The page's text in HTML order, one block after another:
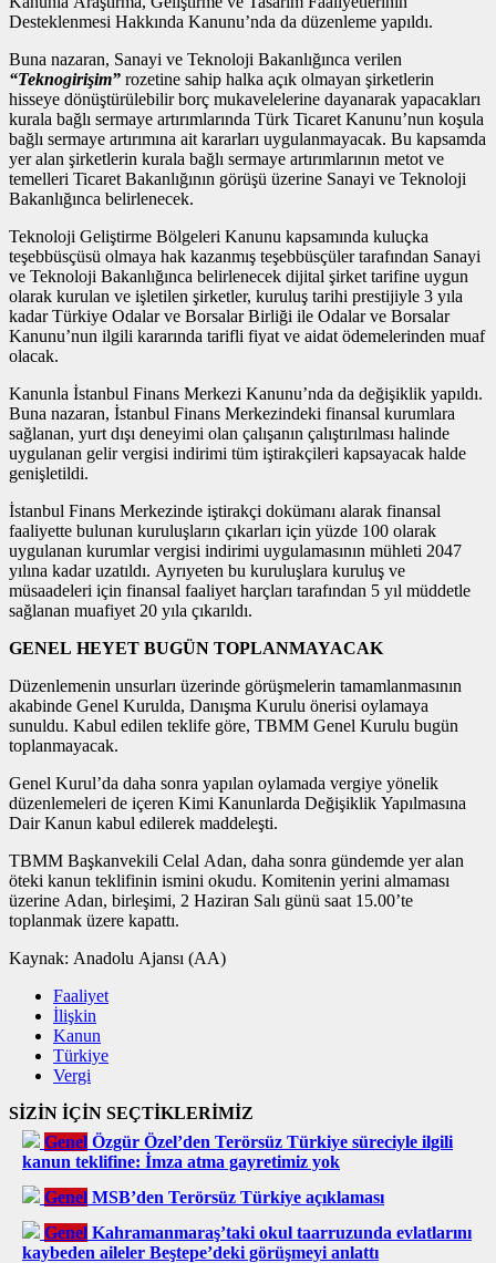
Desteklenmesi Hakkında Kanunu’nda da düzenleme yapıldı.
Buna nazaran, Sanayi ve Teknoloji Bakanlığınca verilen
“Teknogirişim” rozetine sahip halka açık olmayan şirketlerin
hisseye dönüştürülebilir borç mukavelelerine dayanarak yapacakları
kurala bağlı sermaye artırımlarında Türk Ticaret Kanunu’nun koşula
bağlı sermaye artırımına ait kararları uygulanmayacak. Bu kapsamda
yer alan şirketlerin kurala bağlı sermaye artırımlarının metot ve
temelleri Ticaret Bakanlığının görüşü üzerine Sanayi ve Teknoloji
Bakanlığınca belirlenecek.
Teknoloji Geliştirme Bölgeleri Kanunu kapsamında kuluçka
teşebbüsçüsü olmaya hak kazanmış teşebbüsçüler tarafından Sanayi
ve Teknoloji Bakanlığınca belirlenecek dijital şirket tarifine uygun
olarak kurulan ve işletilen şirketler, kuruluş tarihi prestijiyle 3 yıla
kadar Türkiye Odalar ve Borsalar Birliği ile Odalar ve Borsalar
Kanunu’nun ilgili kararında tarifli fiyat ve aidat ödemelerinden muaf
olacak.
Kanunla İstanbul Finans Merkezi Kanunu’nda da değişiklik yapıldı.
Buna nazaran, İstanbul Finans Merkezindeki finansal kurumlara
sağlanan, yurt dışı deneyimi olan çalışanın çalıştırılması halinde
uygulanan gelir vergisi indirimi tüm iştirakçileri kapsayacak halde
genişletildi.
İstanbul Finans Merkezinde iştirakçi dokümanı alarak finansal
faaliyette bulunan kuruluşların çıkarları için yüzde 100 olarak
uygulanan kurumlar vergisi indirimi uygulamasının mühleti 2047
yılına kadar uzatıldı. Ayrıyeten bu kuruluşlara kuruluş ve
müsaadeleri için finansal faaliyet harçları tarafından 5 yıl müddetle
sağlanan muafiyet 20 yıla çıkarıldı.
GENEL HEYET BUGÜN TOPLANMAYACAK
Düzenlemenin unsurları üzerinde görüşmelerin tamamlanmasının
akabinde Genel Kurulda, Danışma Kurulu önerisi oylamaya
sunuldu. Kabul edilen teklife göre, TBMM Genel Kurulu bugün
toplanmayacak.
Genel Kurul’da daha sonra yapılan oylamada vergiye yönelik
düzenlemeleri de içeren Kimi Kanunlarda Değişiklik Yapılmasına
Dair Kanun kabul edilerek maddeleşti.
TBMM Başkanvekili Celal Adan, daha sonra gündemde yer alan
öteki kanun teklifinin ismini okudu. Komitenin yerini almaması
üzerine Adan, birleşimi, 2 Haziran Salı günü saat 15.00’te
toplanmak üzere kapattı.
Kaynak: Anadolu Ajansı (AA)
Faaliyet
İlişkin
Kanun
Türkiye
Vergi
SİZİN İÇİN SEÇTİKLERİMİZ
Genel Özgür Özel’den Terörsüz Türkiye süreciyle ilgili
kanun teklifine: İmza atma gayretimiz yok
Genel MSB’den Terörsüz Türkiye açıklaması
Genel Kahramanmaraş’taki okul taarruzunda evlatlarını
kaybeden aileler Beştepe’deki görüşmeyi anlattı